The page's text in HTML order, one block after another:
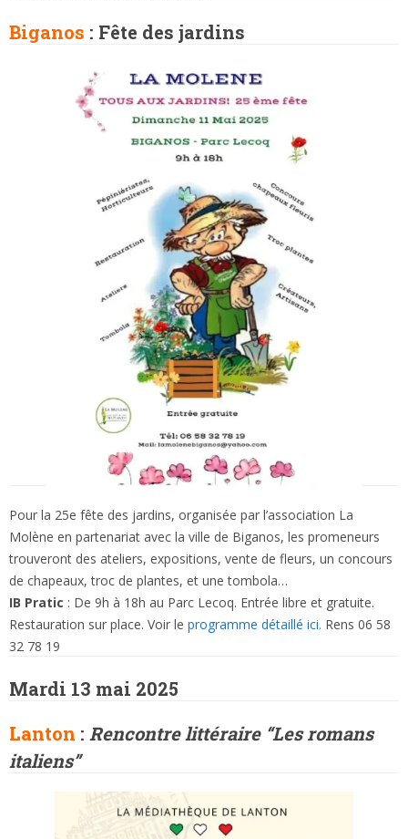
Biganos : Fête des jardins
Pour la 25e fête des jardins, organisée par l’association La
Molène en partenariat avec la ville de Biganos, les promeneurs
trouveront des ateliers, expositions, vente de fleurs, un concours
de chapeaux, troc de plantes, et une tombola…
IB Pratic : De 9h à 18h au Parc Lecoq. Entrée libre et gratuite.
Restauration sur place. Voir le programme détaillé ici. Rens 06 58
32 78 19
Mardi 13 mai 2025
Lanton : Rencontre littéraire “Les romans
italiens”